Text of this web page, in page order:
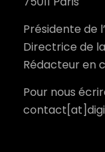
Présidente de
Directrice de
Rédacteur en
Pour nous